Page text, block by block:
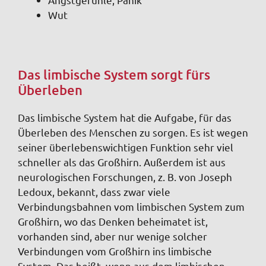
Wut
Das limbische System sorgt fürs
Überleben
Das limbische System hat die Aufgabe, für das
Überleben des Menschen zu sorgen. Es ist wegen
seiner überlebenswichtigen Funktion sehr viel
schneller als das Großhirn. Außerdem ist aus
neurologischen Forschungen, z. B. von Joseph
Ledoux, bekannt, dass zwar viele
Verbindungsbahnen vom limbischen System zum
Großhirn, wo das Denken beheimatet ist,
vorhanden sind, aber nur wenige solcher
Verbindungen vom Großhirn ins limbische